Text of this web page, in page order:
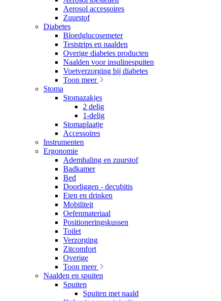
Aerosol accessoires
Zuurstof
Diabetes
Bloedglucosemeter
Teststrips en naalden
Overige diabetes producten
Naalden voor insulinespuiten
Voetverzorging bij diabetes
Toon meer
Stoma
Stomazakjes
2 delig
1-delig
Stomaplaatje
Accessoires
Instrumenten
Ergonomie
Ademhaling en zuurstof
Badkamer
Bed
Doorliggen - decubitis
Eten en drinken
Mobiliteit
Oefenmateriaal
Positioneringskussen
Toilet
Verzorging
Zitcomfort
Overige
Toon meer
Naalden en spuiten
Spuiten
Spuiten met naald